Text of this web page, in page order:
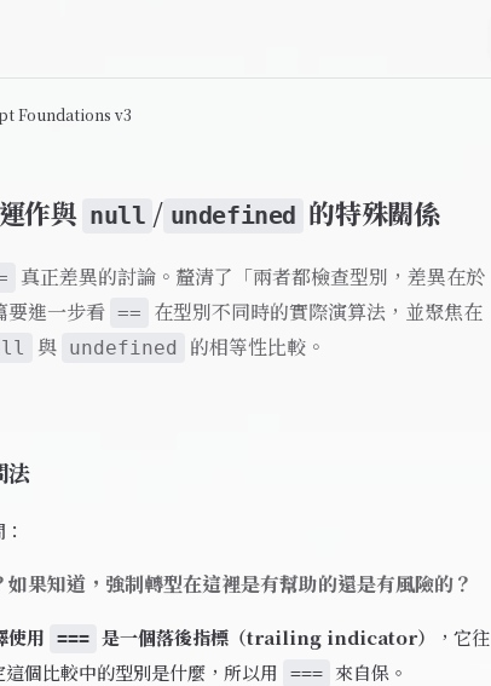
Foundations v3
作與 null / undefined 的特殊關係
真正差異的討論。釐清了「兩者都檢查型別，差異在於
要進一步看 ==
在型別不同時的實際演算法，並聚焦在
與 undefined 的相等性比較。
法
果知道，強制轉型在這裡是有幫助的還是有風險的？
使用 === 是一個落後指標（trailing indicator）
，它往
個比較中的型別是什麼，所以用
=== 來自保。